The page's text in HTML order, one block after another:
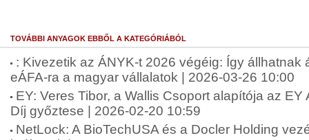
TOVÁBBI ANYAGOK EBBŐL A KATEGÓRIÁBÓL
: Kivezetik az ÁNYK-t 2026 végéig: Így állhatnak
eÁFA-ra a magyar vállalatok | 2026-03-26 10:00
EY: Veres Tibor, a Wallis Csoport alapítója az EY
Díj győztese | 2026-02-20 10:59
NetLock: A BioTechUSA és a Docler Holding